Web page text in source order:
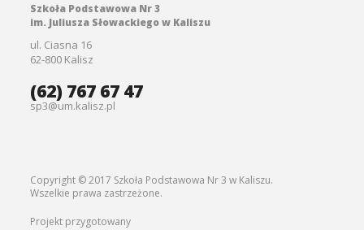
Szkoła Podstawowa Nr 3
im. Juliusza Słowackiego w Kaliszu
ul. Ciasna 16
62-800 Kalisz
(62) 767 67 47
sp3@um.kalisz.pl
Copyright © 2017 Szkoła Podstawowa Nr 3 w Kaliszu.
Wszelkie prawa zastrzeżone.
Projekt przygotowany